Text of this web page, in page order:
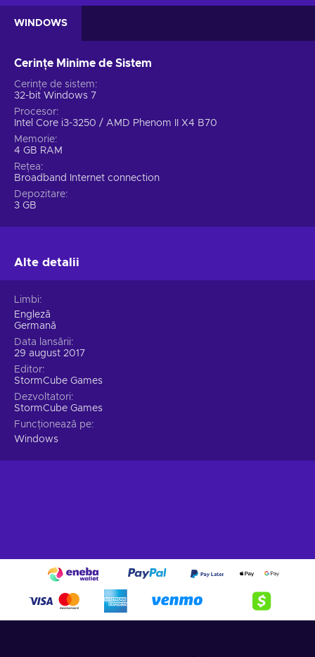
WINDOWS
Cerințe Minime de Sistem
Cerințe de sistem
32-bit Windows 7
Procesor
Intel Core i3-3250 / AMD Phenom II X4 B70
Memorie
4 GB RAM
Rețea
Broadband Internet connection
Depozitare
3 GB
Alte detalii
Limbi
Engleză
Germană
Data lansării
29 august 2017
Editor
StormCube Games
Dezvoltatori
StormCube Games
Funcționează pe
Windows